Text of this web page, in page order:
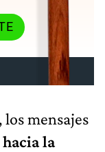
mensajes
hacia la